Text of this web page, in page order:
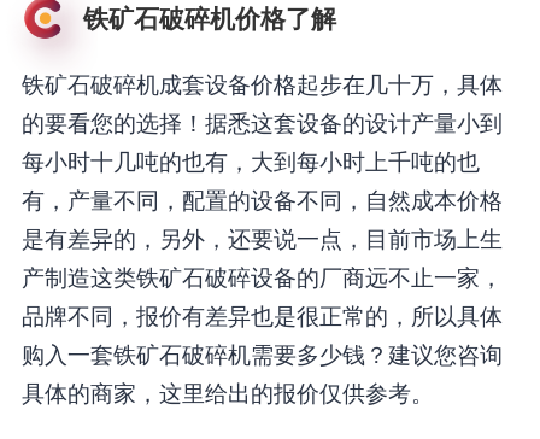
铁矿石破碎机价格了解
铁矿石破碎机成套设备价格起步在几十万，具体
的要看您的选择！据悉这套设备的设计产量小到
每小时十几吨的也有，大到每小时上千吨的也
有，产量不同，配置的设备不同，自然成本价格
是有差异的，另外，还要说一点，目前市场上生
产制造这类铁矿石破碎设备的厂商远不止一家，
品牌不同，报价有差异也是很正常的，所以具体
购入一套铁矿石破碎机需要多少钱？建议您咨询
具体的商家，这里给出的报价仅供参考。